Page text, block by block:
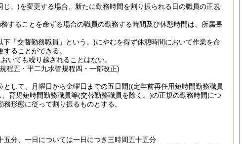
じ。)を変更する場合、新たに勤務時間を割り振られる日の職員の正規
することを命ずる場合の職員の勤務する時間及び休憩時間は、所属長
下「交替勤務職員」という。)にやむを得ず休憩時間において作業を命
ることができる。
いても繰り越されることはない。
程五・平二九水管規程四・一部改正)
して、月曜日から金曜日までの五日間((定年前再任用短時間勤務職員
、育児短時間勤務職員等(交替勤務職員を除く。)の正規の勤務時間につ
務形態に従って割り振るものとする。
分、一日については一日につき三時間五十五分